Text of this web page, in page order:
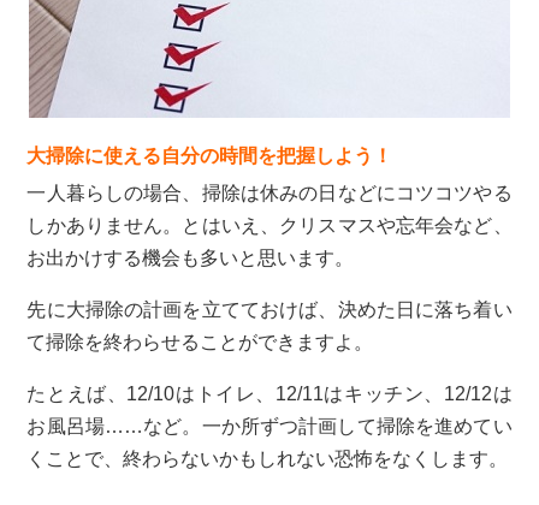
大掃除に使える自分の時間を把握しよう！
一人暮らしの場合、掃除は休みの日などにコツコツやる
しかありません。とはいえ、クリスマスや忘年会など、
お出かけする機会も多いと思います。
先に大掃除の計画を立てておけば、決めた日に落ち着い
て掃除を終わらせることができますよ。
たとえば、12/10はトイレ、12/11はキッチン、12/12は
お風呂場……など。一か所ずつ計画して掃除を進めてい
くことで、終わらないかもしれない恐怖をなくします。